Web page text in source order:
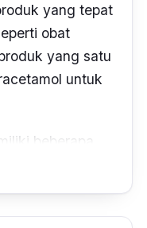
yang tepat
obat
yang satu
untuk
beberapa
menurunkan